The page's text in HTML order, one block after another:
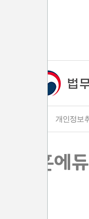
개인정보